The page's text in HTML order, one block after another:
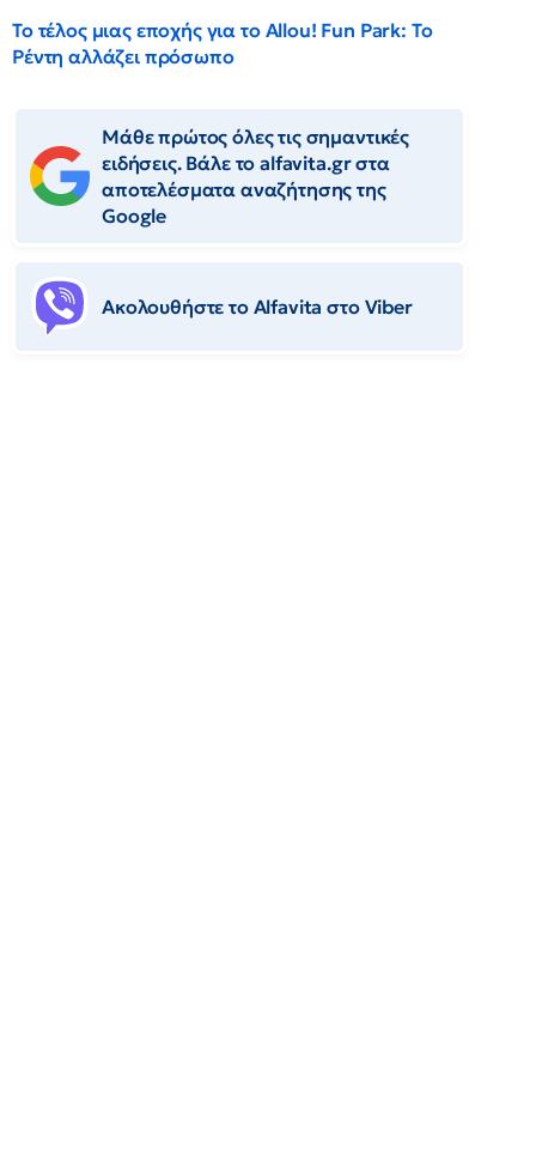
Το τέλος μιας εποχής για το Allou! Fun Park: Το
Ρέντη αλλάζει πρόσωπο
Μάθε πρώτος όλες τις σημαντικές
ειδήσεις. Βάλε το alfavita.gr στα
αποτελέσματα αναζήτησης της
Google
Ακολουθήστε το Αlfavita στο Viber